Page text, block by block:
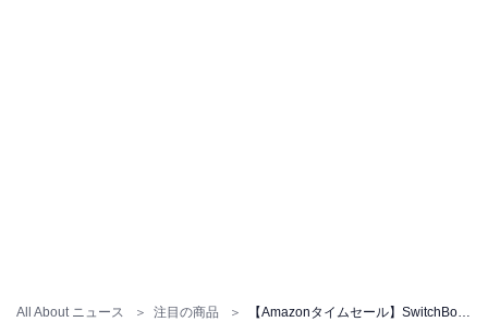
All About ニュース 注目の商品
ン ハブ2 赤外線家電を管理 スマートホーム Alexa スイッ